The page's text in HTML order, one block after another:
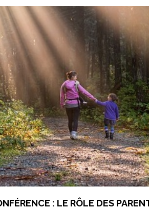
: LE RÔLE DES